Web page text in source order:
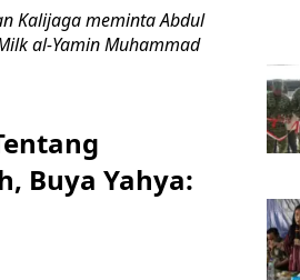
Kalijaga meminta Abdul
al-Yamin Muhammad
Buya Yahya: